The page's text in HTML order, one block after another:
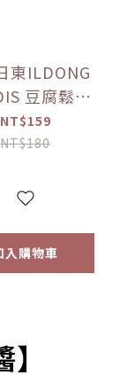
東ILDONG
豆腐鬆餅
蕉/馬鈴薯
優惠限定】
NT$159
NT$180
入購物車